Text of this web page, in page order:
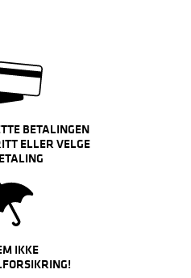
BETALINGEN
ELLER VELGE
IKKE